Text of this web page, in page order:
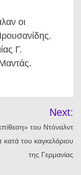
οι
Γ.
Next:
του Ντόναλντ
του καγκελάριου
της Γερμανίας